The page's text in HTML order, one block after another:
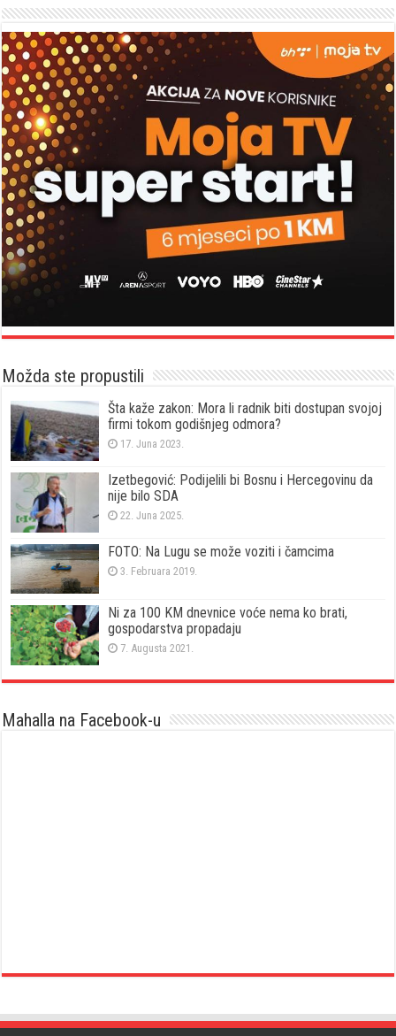
Možda ste propustili
Šta kaže zakon: Mora li radnik biti dostupan svojoj
firmi tokom godišnjeg odmora?
17. Juna 2023.
Izetbegović: Podijelili bi Bosnu i Hercegovinu da
nije bilo SDA
22. Juna 2025.
FOTO: Na Lugu se može voziti i čamcima
3. Februara 2019.
Ni za 100 KM dnevnice voće nema ko brati,
gospodarstva propadaju
7. Augusta 2021.
Mahalla na Facebook-u